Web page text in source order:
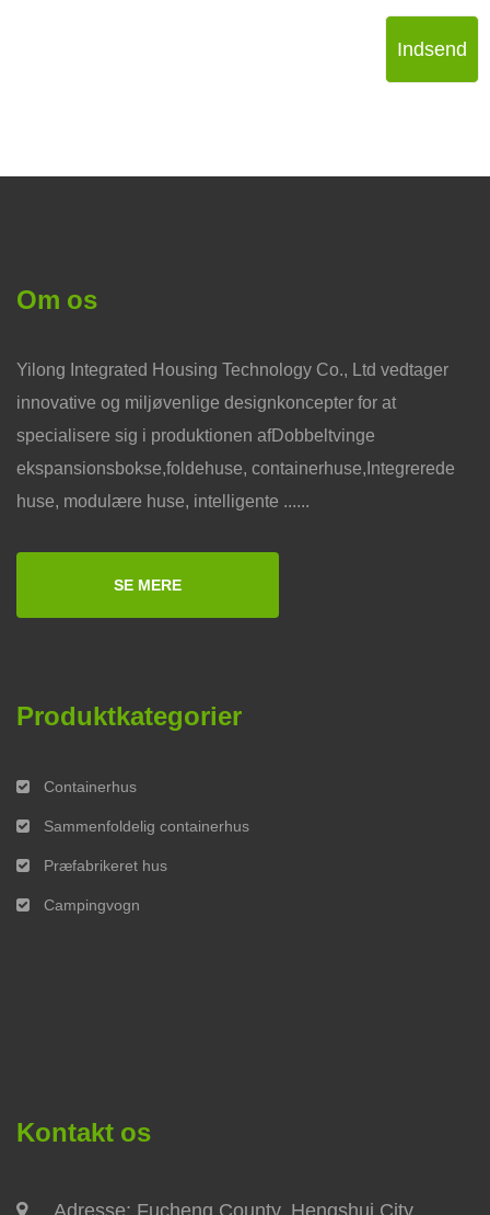
Indsend
Om os
Yilong Integrated Housing Technology Co., Ltd vedtager
innovative og miljøvenlige designkoncepter for at
specialisere sig i produktionen afDobbeltvinge
ekspansionsbokse,foldehuse, containerhuse,Integrerede
huse, modulære huse, intelligente ......
SE MERE
Produktkategorier
Containerhus
Sammenfoldelig containerhus
Præfabrikeret hus
Campingvogn
Kontakt os
Adresse: Fucheng County, Hengshui City,